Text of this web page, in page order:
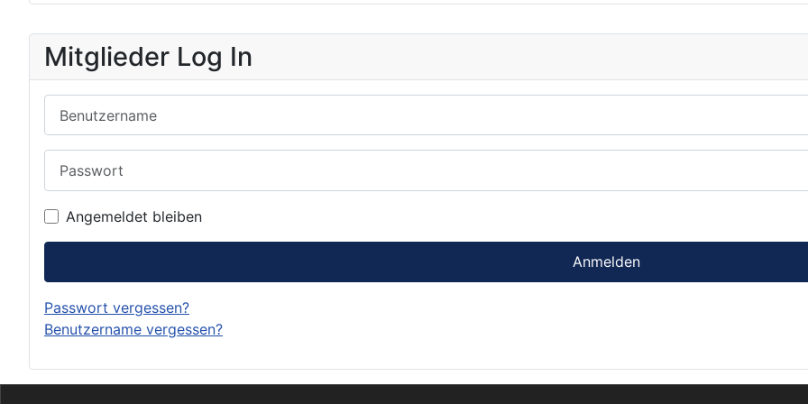
Mitglieder Log In
Angemeldet bleiben
Anmelden
Passwort vergessen?
Benutzername vergessen?